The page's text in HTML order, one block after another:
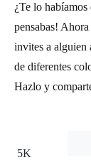
¿Te lo
pensabas!
invites a alguien
de diferentes
Hazlo y
5K